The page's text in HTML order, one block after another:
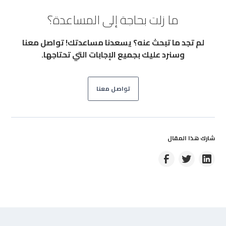
ما زلت بحاجة إلى المساعدة؟
لم تجد ما تبحث عنه؟ يسعدنا مساعدتك! تواصل معنا
وسنرد عليك بجميع الإجابات التي تحتاجها.
تواصل معنا
شارك هذا المقال